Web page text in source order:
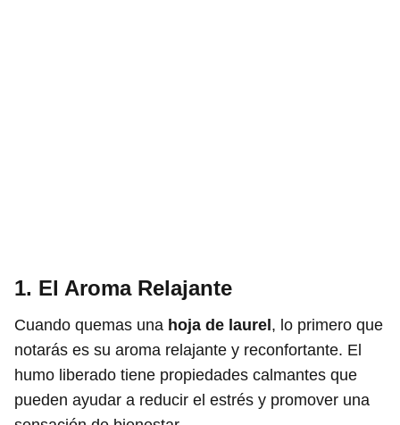
1. El Aroma Relajante
Cuando quemas una hoja de laurel , lo primero que
notarás es su aroma relajante y reconfortante. El
humo liberado tiene propiedades calmantes que
pueden ayudar a reducir el estrés y promover una